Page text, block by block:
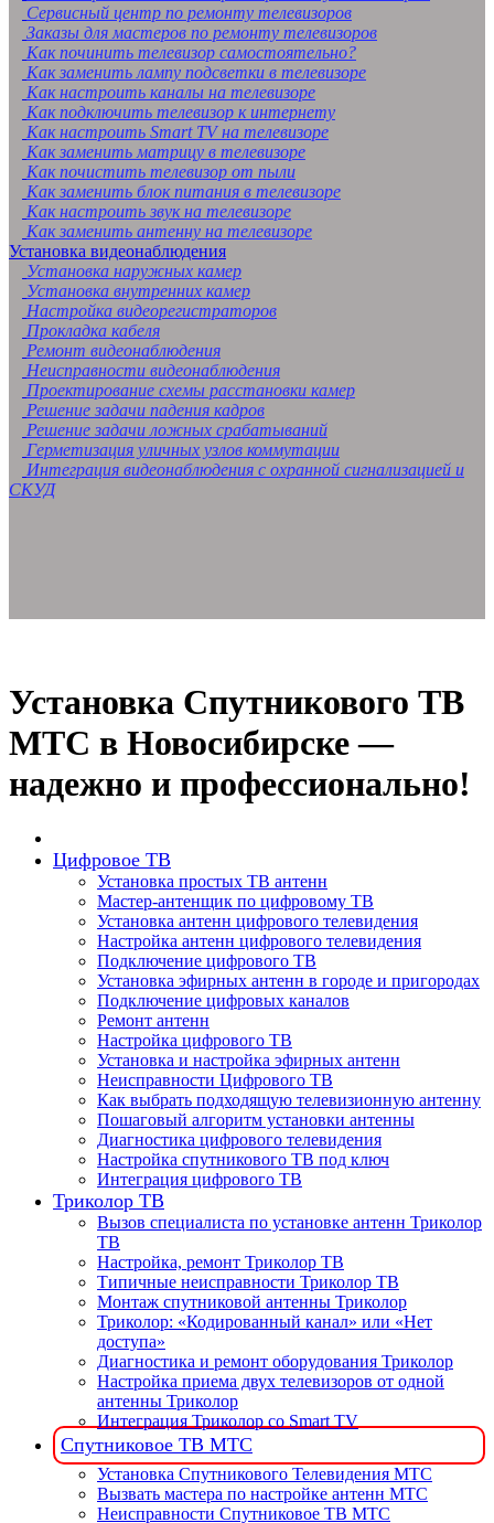
Сервисный центр по ремонту телевизоров
Заказы для мастеров по ремонту телевизоров
Как починить телевизор самостоятельно?
Как заменить лампу подсветки в телевизоре
Как настроить каналы на телевизоре
Как подключить телевизор к интернету
Как настроить Smart TV на телевизоре
Как заменить матрицу в телевизоре
Как почистить телевизор от пыли
Как заменить блок питания в телевизоре
Как настроить звук на телевизоре
Как заменить антенну на телевизоре
Установка видеонаблюдения
Установка наружных камер
Установка внутренних камер
Настройка видеорегистраторов
Прокладка кабеля
Ремонт видеонаблюдения
Неисправности видеонаблюдения
Проектирование схемы расстановки камер
Решение задачи падения кадров
Решение задачи ложных срабатываний
Герметизация уличных узлов коммутации
Интеграция видеонаблюдения с охранной сигнализацией и
СКУД
Установка Спутникового ТВ
МТС в Новосибирске —
надежно и профессионально!
Цифровое ТВ
Установка простых ТВ антенн
Мастер-антенщик по цифровому ТВ
Установка антенн цифрового телевидения
Настройка антенн цифрового телевидения
Подключение цифрового ТВ
Установка эфирных антенн в городе и пригородах
Подключение цифровых каналов
Ремонт антенн
Настройка цифрового ТВ
Установка и настройка эфирных антенн
Неисправности Цифрового ТВ
Как выбрать подходящую телевизионную антенну
Пошаговый алгоритм установки антенны
Диагностика цифрового телевидения
Настройка спутникового ТВ под ключ
Интеграция цифрового ТВ
Триколор ТВ
Вызов специалиста по установке антенн Триколор
ТВ
Настройка, ремонт Триколор ТВ
Типичные неисправности Триколор ТВ
Монтаж спутниковой антенны Триколор
Триколор: «Кодированный канал» или «Нет
доступа»
Диагностика и ремонт оборудования Триколор
Настройка приема двух телевизоров от одной
антенны Триколор
Интеграция Триколор со Smart TV
Спутниковое ТВ МТС
Установка Спутникового Телевидения МТС
Вызвать мастера по настройке антенн МТС
Неисправности Спутниковое ТВ МТС